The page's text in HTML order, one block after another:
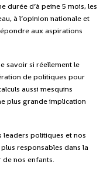
durée d’à peine 5 mois, les
à l’opinion nationale et
aux aspirations
savoir si réellement le
de politiques pour
aussi mesquins
plus grande implication
leaders politiques et nos
responsables dans la
nos enfants.